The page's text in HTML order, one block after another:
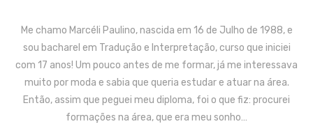
Me chamo Marcéli Paulino, nascida em 16 de Julho de 1988, e
sou bacharel em Tradução e Interpretação, curso que iniciei
com 17 anos! Um pouco antes de me formar, já me interessava
muito por moda e sabia que queria estudar e atuar na área.
Então, assim que peguei meu diploma, foi o que fiz: procurei
formações na área, que era meu sonho…